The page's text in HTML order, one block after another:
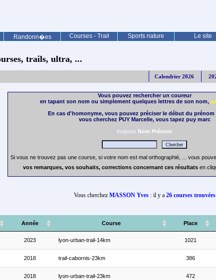
Randonn�es Courses - Trail Sports nature Le site
trails, ultra, ...
Calendrier 2026
Vous pouvez rechercher un coureur
en tapant son nom ou simplement quelques lettres de son nom,
En cas d'homonyme, vous pouvez préciser le début du prénom
vous cherchez PUY Marcelle, vous tapez puy marc
toujours Nom Prénom
Si vous ne trouvez pas une course, si votre nom est mal orthographié, ... vous
vos remarques, vos souhaits, corrections concernant ces résultats en
Vous cherchez MASSON Yves: il y a 26 courses trouvées
Année Course Place
2023 lyon-urban-trail-14km 1021
2018 trail-cabornis-23km 386
2018 lyon-urban-trail-23km 472